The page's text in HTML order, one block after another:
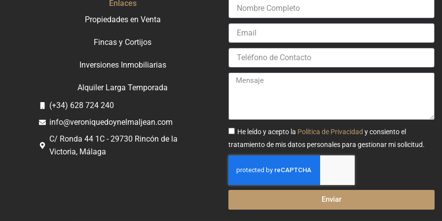
Enlaces
Propiedades en Venta
Fincas y Cortijos
Inversiones Inmobiliarias
Alquiler Larga Temporada
(+34) 628 724 240
info@veroniquedoynelmaljean.com
C/ Ronda 44 1C - 29730 Rincón de la
Victoria, Málaga
Nombre
Completo
Email
Teléfono
Contacto
Mensaje
He leído y acepto la Política de Privacidad y consiento el
tratamiento de mis datos personales para gestionar mi solicitud.
Enviar